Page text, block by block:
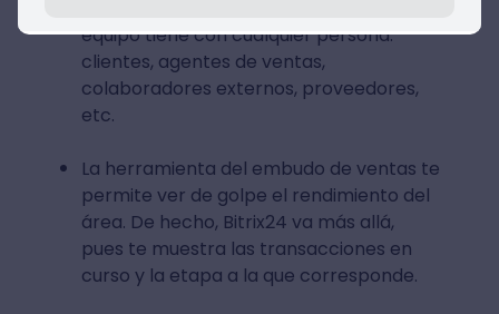
equipo tiene con cualquier persona:
clientes, agentes de ventas,
colaboradores externos, proveedores,
etc.
La herramienta del embudo de ventas te
permite ver de golpe el rendimiento del
área. De hecho, Bitrix24 va más allá,
pues te muestra las transacciones en
curso y la etapa a la que corresponde.